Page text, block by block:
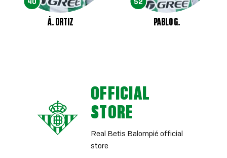
Á. ORTIZ PABLO G.
OFFICIAL
STORE
Real Betis Balompié official
store